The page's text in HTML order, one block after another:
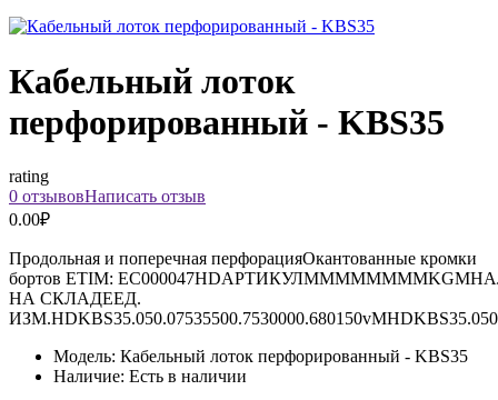
Кабельный лоток
перфорированный - KBS35
rating
0 отзывовНаписать отзыв
0.00₽
Продольная и поперечная перфорацияОкантованные кромки
бортов ETIM:
НА СКЛАДЕЕД.
Модель: Кабельный лоток перфорированный - KBS35
Наличие: Есть в наличии